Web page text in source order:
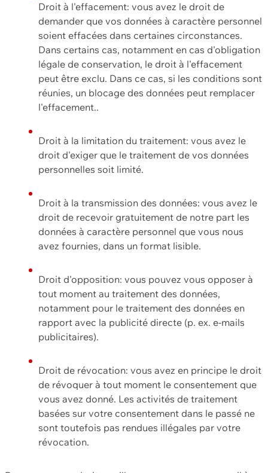
Droit à l'effacement: vous avez le droit de
demander que vos données à caractère personnel
soient effacées dans certaines circonstances.
Dans certains cas, notamment en cas d'obligation
légale de conservation, le droit à l'effacement
peut être exclu. Dans ce cas, si les conditions sont
réunies, un blocage des données peut remplacer
l'effacement..
Droit à la limitation du traitement: vous avez le
droit d'exiger que le traitement de vos données
personnelles soit limité.
Droit à la transmission des données: vous avez le
droit de recevoir gratuitement de notre part les
données à caractère personnel que vous nous
avez fournies, dans un format lisible.
Droit d'opposition: vous pouvez vous opposer à
tout moment au traitement des données,
notamment pour le traitement des données en
rapport avec la publicité directe (p. ex. e-mails
publicitaires).
Droit de révocation: vous avez en principe le droit
de révoquer à tout moment le consentement que
vous avez donné. Les activités de traitement
basées sur votre consentement dans le passé ne
sont toutefois pas rendues illégales par votre
révocation.